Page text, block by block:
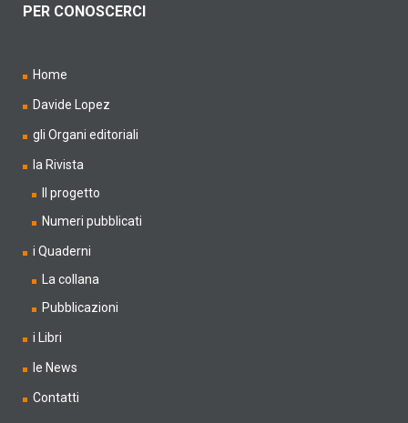
PER CONOSCERCI
Home
Davide Lopez
gli Organi editoriali
la Rivista
Il progetto
Numeri pubblicati
i Quaderni
La collana
Pubblicazioni
i Libri
le News
Contatti